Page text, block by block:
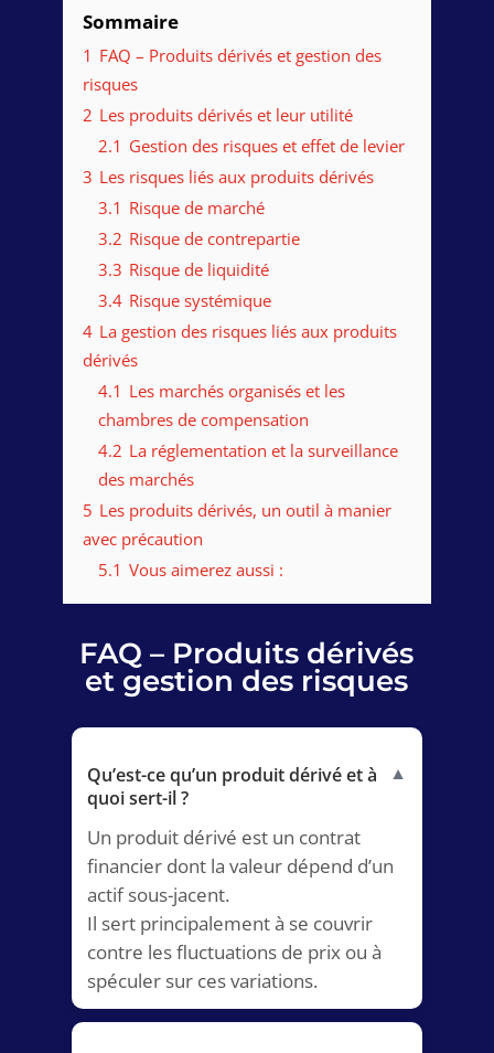
Sommaire
1 FAQ – Produits dérivés et gestion des
risques
2 Les produits dérivés et leur utilité
2.1 Gestion des risques et effet de levier
3 Les risques liés aux produits dérivés
3.1 Risque de marché
3.2 Risque de contrepartie
3.3 Risque de liquidité
3.4 Risque systémique
4 La gestion des risques liés aux produits
dérivés
4.1 Les marchés organisés et les
chambres de compensation
4.2 La réglementation et la surveillance
des marchés
5 Les produits dérivés, un outil à manier
avec précaution
5.1 Vous aimerez aussi :
FAQ – Produits dérivés
et gestion des risques
Qu’est-ce qu’un produit dérivé et à
quoi sert-il ?
▼
Un produit dérivé est un contrat
financier dont la valeur dépend d’un
actif sous-jacent.
Il sert principalement à se couvrir
contre les fluctuations de prix ou à
spéculer sur ces variations.